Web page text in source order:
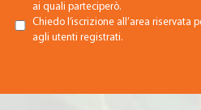
ai quali parteciperò.
Chiedo l’iscrizione all’area riservata
agli utenti registrati.